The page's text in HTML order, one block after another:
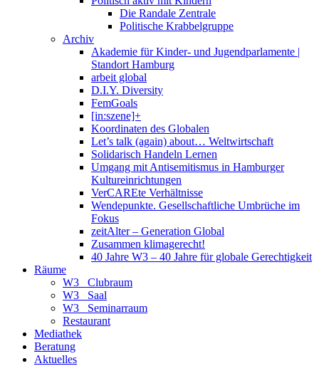
Die Randale Zentrale
Politische Krabbelgruppe
Archiv
Akademie für Kinder- und Jugendparlamente |
Standort Hamburg
arbeit global
D.I.Y. Diversity
FemGoals
[in:szene]+
Koordinaten des Globalen
Let’s talk (again) about… Weltwirtschaft
Solidarisch Handeln Lernen
Umgang mit Antisemitismus in Hamburger
Kultureinrichtungen
VerCAREte Verhältnisse
Wendepunkte. Gesellschaftliche Umbrüche im
Fokus
zeitAlter – Generation Global
Zusammen klimagerecht!
40 Jahre W3 – 40 Jahre für globale Gerechtigkeit
Räume
W3_ Clubraum
W3_ Saal
W3_ Seminarraum
Restaurant
Mediathek
Beratung
Aktuelles